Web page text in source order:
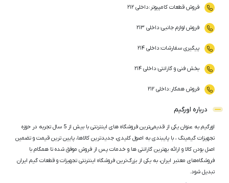
فروش قطعات کامپیوتر :داخلی ۲۱۲
فروش لوازم جانبی:داخلی ۲۱۳
پیگیری سفارشات:داخلی ۲۱۴
بخش فنی و گارانتی:داخلی ۲۱۴
فروش همکار :داخلی ۲۱۲
درباره اورگیم
اورگیم به عنوان یکی از قدیمی‌ترین فروشگاه های اینترنتی با بیش از 5 سال تجربه در حوزه
تجهیزات گیمینگ ، با پایبندی به اصول کلیدی، جدیدترین کالاها، پایین ترین قیمت و تضمین
اصل‌ بودن کالا و ارائه بهترین گارانتی ها و خدمات پس از فروش موفق شده تا همگام با
فروشگاه‌های معتبر ایران، به یکی از بزرگ‌ترین فروشگاه اینترنتی تجهیزات و قطعات گیم ایران
تبدیل شود.